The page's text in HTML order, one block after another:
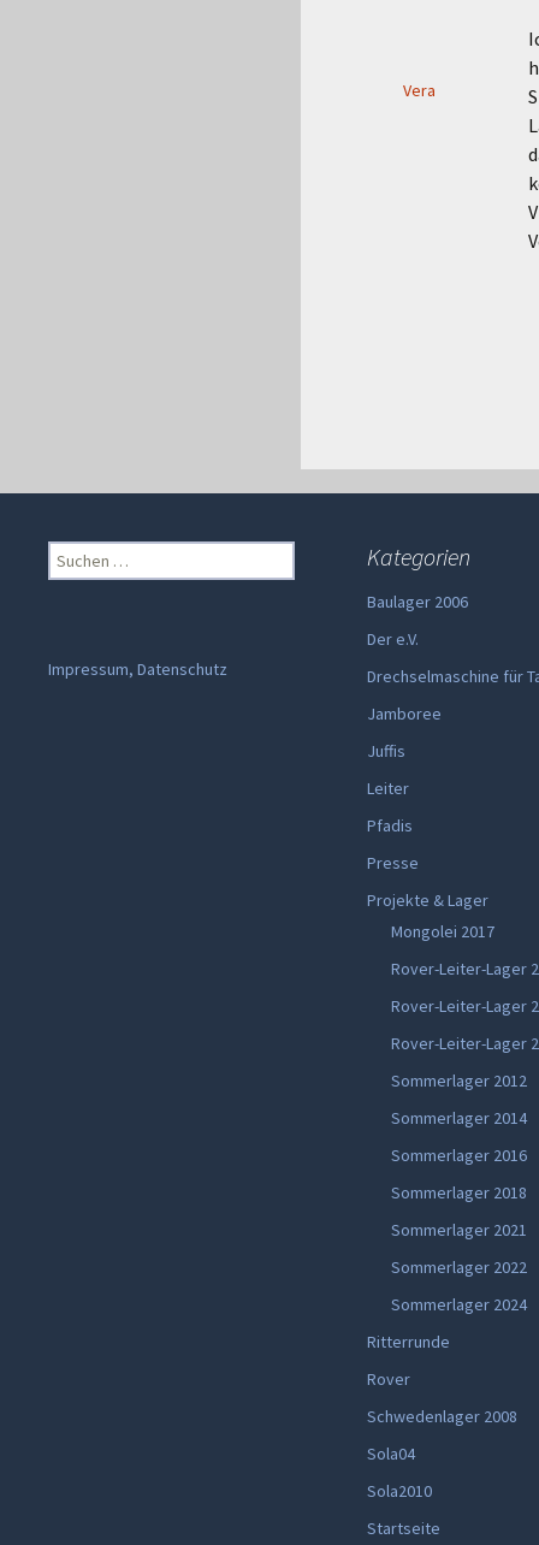
Vera
Suchen
nach:
Kategorien
Baulager 2006
Der e.V.
Drechselmaschine für
Jamboree
Juffis
Leiter
Pfadis
Presse
Projekte & Lager
Mongolei 2017
Rover-Leiter-Lager
Rover-Leiter-Lager
Rover-Leiter-Lager
Sommerlager 2012
Sommerlager 2014
Sommerlager 2016
Sommerlager 2018
Sommerlager 2021
Sommerlager 2022
Sommerlager 2024
Ritterrunde
Rover
Schwedenlager 2008
Sola04
Sola2010
Startseite
Impressum, Datenschutz